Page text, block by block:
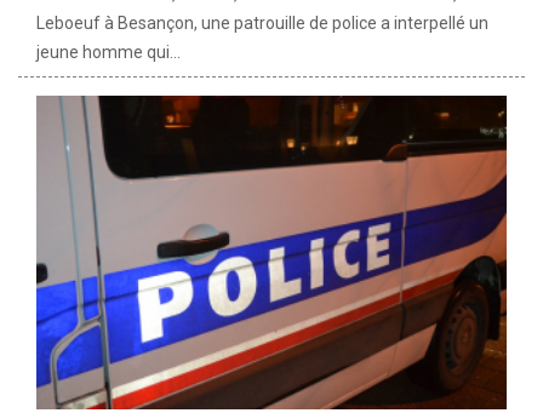
Leboeuf à Besançon, une patrouille de police a interpellé un
jeune homme qui...